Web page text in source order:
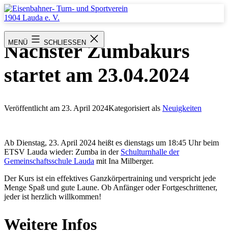
Zum
Inhalt
Turn-
und
Sportverein
Lauda
e.
MENÜ SCHLIESSEN
Nächster Zumbakurs
startet am 23.04.2024
Veröffentlicht am 23. April 2024Kategorisiert als Neuigkeiten
Ab Dienstag, 23. April 2024 heißt es dienstags um 18:45 Uhr beim
ETSV Lauda wieder: Zumba in der Schulturnhalle der
Gemeinschaftsschule Lauda mit Ina Milberger.
Der Kurs ist ein effektives Ganzkörpertraining und verspricht jede
Menge Spaß und gute Laune. Ob Anfänger oder Fortgeschrittener,
jeder ist herzlich willkommen!
Weitere Infos